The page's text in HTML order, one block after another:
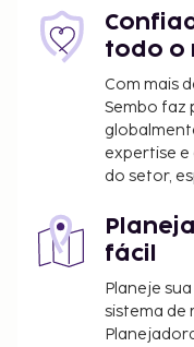
uma sobretaxa.
O alojamento irá
seguintes custos.
aplicáveis:
Depósito: 150
Depósito para
Taxa de
noite a partir de
O depósito
bancária no
confirmação
todo o
Com mais
Sembo faz
expertise
do setor,
fácil
Planeje
sistema de